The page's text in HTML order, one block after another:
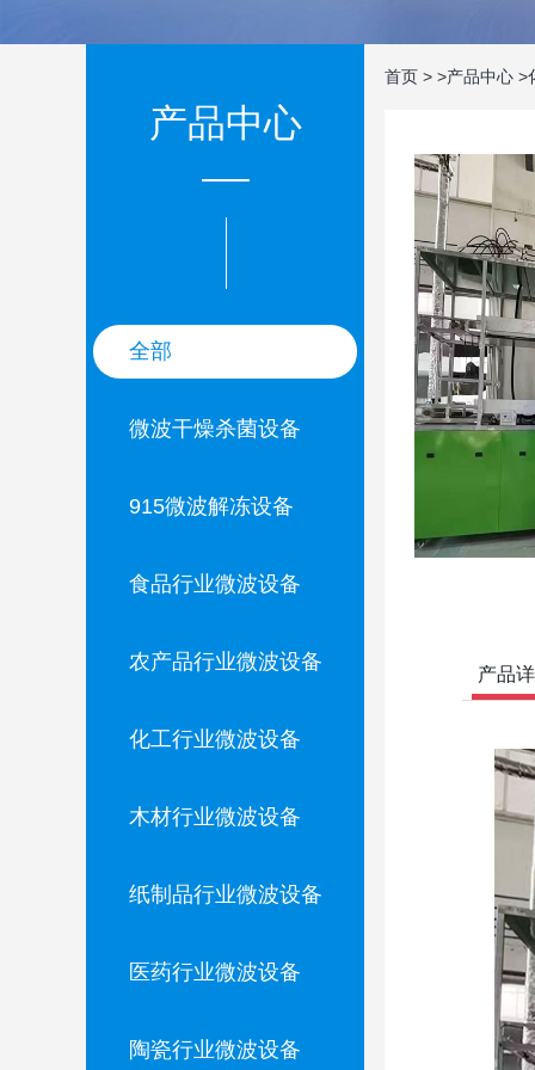
产品中心
全部
微波干燥杀菌设备
915微波解冻设备
食品行业微波设备
农产品行业微波设备
化工行业微波设备
木材行业微波设备
纸制品行业微波设备
医药行业微波设备
陶瓷行业微波设备
首页 > >产品中心 >
产品